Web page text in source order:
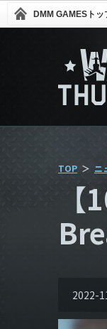
DMM GAMES ト
TOP ニ
2022-